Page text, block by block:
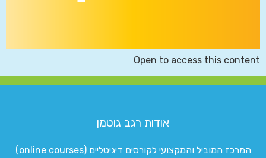
Open to access this content
אודות רגב גוטמן
המרכז המוביל והמקצועי לקורסים דיגיטליים (online courses)